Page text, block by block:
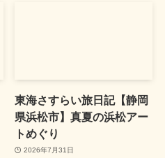
東海さすらい旅日記【静岡
県浜松市】真夏の浜松アー
トめぐり
2026年7月31日